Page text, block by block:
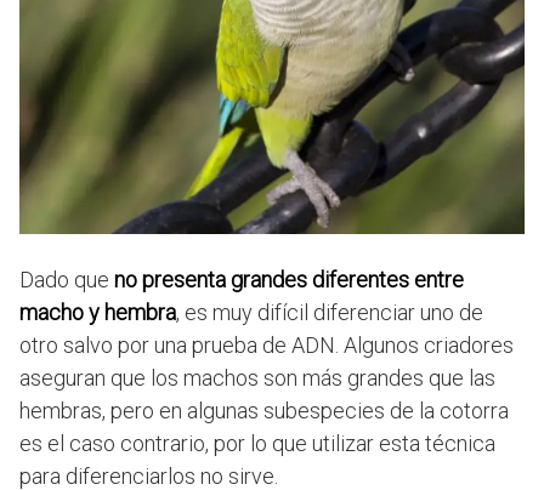
Dado que no presenta grandes diferentes entre
macho y hembra, es muy difícil diferenciar uno de
otro salvo por una prueba de ADN. Algunos criadores
aseguran que los machos son más grandes que las
hembras, pero en algunas subespecies de la cotorra
es el caso contrario, por lo que utilizar esta técnica
para diferenciarlos no sirve.